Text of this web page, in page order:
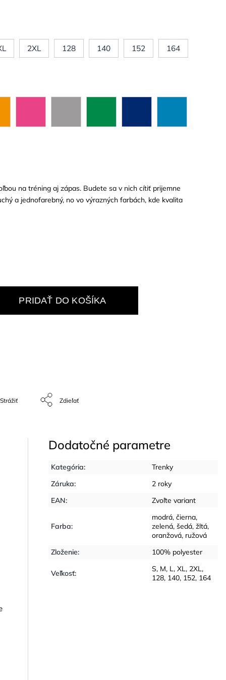
na tréning aj zápas. Budete sa v nich cítiť prijemne
a jednofarebný, no vo výrazných farbách, kde kvalita
2XL 128 140 152 164
PRIDAŤ DO KOŠÍKA
Strážiť Zdieľať
Dodatočné parametre
Kategória:
Trenky
Záruka:
2 roky
EAN: Zvoľte variant
Farba:
modrá,čierna,
zelená,šedá,žltá,
oranžová, ružová
Zloženie: 100% polyester
Veľkosť: S, M, L,XL, 2XL,
128, 140, 152, 164